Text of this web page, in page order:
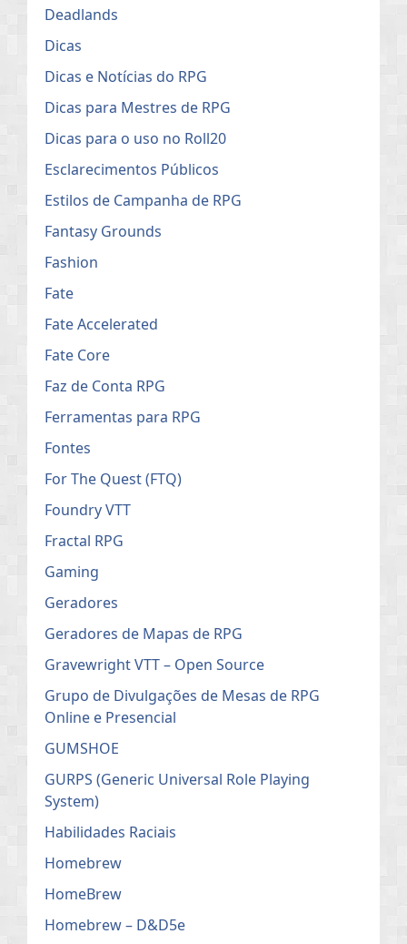
Deadlands
Dicas
Dicas e Notícias do RPG
Dicas para Mestres de RPG
Dicas para o uso no Roll20
Esclarecimentos Públicos
Estilos de Campanha de RPG
Fantasy Grounds
Fashion
Fate
Fate Accelerated
Fate Core
Faz de Conta RPG
Ferramentas para RPG
Fontes
For The Quest (FTQ)
Foundry VTT
Fractal RPG
Gaming
Geradores
Geradores de Mapas de RPG
Gravewright VTT – Open Source
Grupo de Divulgações de Mesas de RPG
Online e Presencial
GUMSHOE
GURPS (Generic Universal Role Playing
System)
Habilidades Raciais
Homebrew
HomeBrew
Homebrew – D&D5e